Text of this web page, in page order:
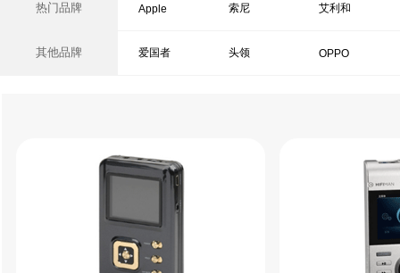
热门品牌 Apple 索尼 艾利和
其他品牌 爱国者 头领 OPPO